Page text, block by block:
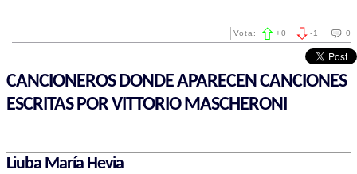
0
-1
Vota: +0
CANCIONEROS DONDE APARECEN CANCIONES
ESCRITAS POR VITTORIO MASCHERONI
Liuba María Hevia